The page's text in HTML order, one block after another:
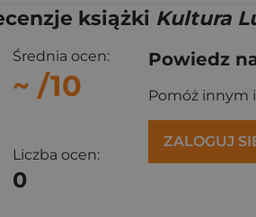
książki Kultura
Średnia ocen:
~ /10
Liczba ocen:
0
Powiedz
Pomóż innym
ZALOGUJ